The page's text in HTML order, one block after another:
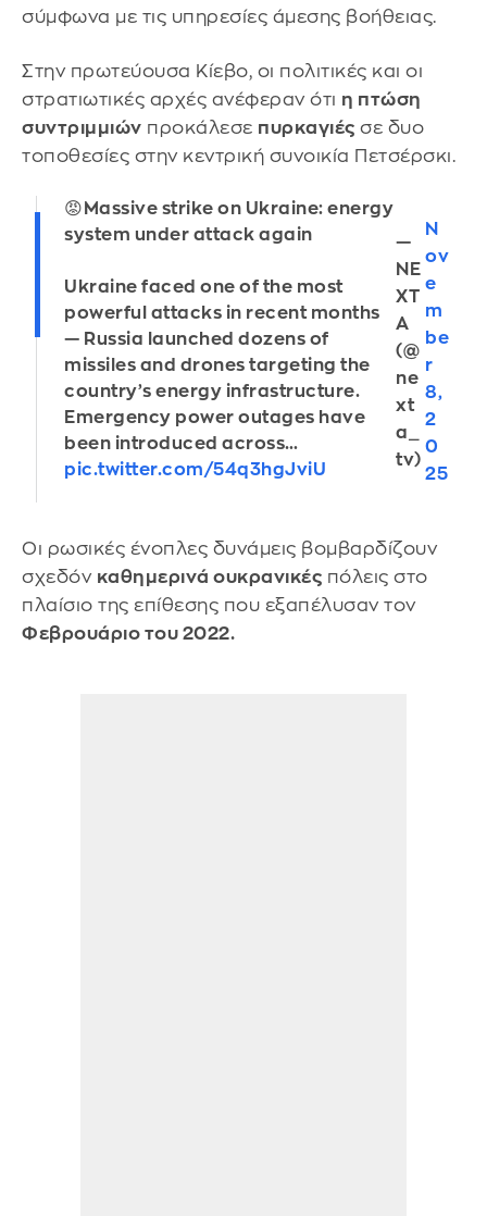
σύμφωνα με τις υπηρεσίες άμεσης βοήθειας.
Στην πρωτεύουσα Κίεβο, οι πολιτικές και οι
στρατιωτικές αρχές ανέφεραν ότι η πτώση
συντριμμιών προκάλεσε πυρκαγιές σε δυο
τοποθεσίες στην κεντρική συνοικία Πετσέρσκι.
😡Massive strike on Ukraine: energy
system under attack again
Ukraine faced one of the most
powerful attacks in recent months
— Russia launched dozens of
missiles and drones targeting the
country’s energy infrastructure.
Emergency power outages have
been introduced across…
pic.twitter.com/54q3hgJviU
—
NE
XT
A
(@
ne
xt
a_
tv)
N
ov
e
m
be
r
8,
2
0
25
Οι ρωσικές ένοπλες δυνάμεις βομβαρδίζουν
σχεδόν καθημερινά ουκρανικές πόλεις στο
πλαίσιο της επίθεσης που εξαπέλυσαν τον
Φεβρουάριο του 2022.